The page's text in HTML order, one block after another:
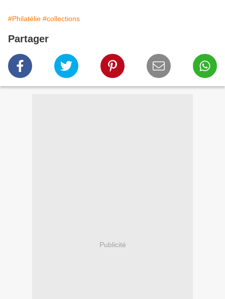
#Philatélie #collections
Partager
Publicité